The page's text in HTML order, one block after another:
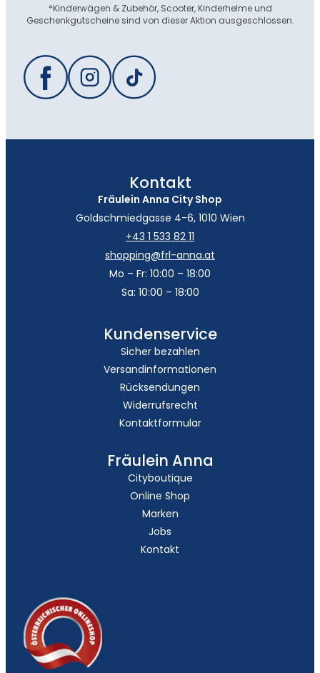
*Kinderwägen & Zubehör, Scooter, Kinderhelme und
Geschenkgutscheine sind von dieser Aktion ausgeschlossen.
Kontakt
Fräulein Anna City Shop
Goldschmiedgasse 4-6, 1010 Wien
+43 1 533 82 11
shopping@frl-anna.at
Mo – Fr: 10:00 – 18:00
Sa: 10:00 – 18:00
Kundenservice
Sicher bezahlen
Versandinformationen
Rücksendungen
Widerrufsrecht
Kontaktformular
Fräulein Anna
Cityboutique
Online Shop
Marken
Jobs
Kontakt